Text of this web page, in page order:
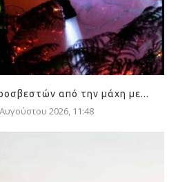
από την μάχη με...
2026, 11:48